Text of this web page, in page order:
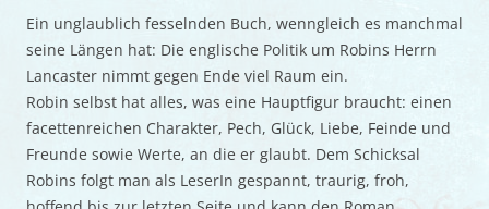
Ein unglaublich fesselnden Buch, wenngleich es manchmal
seine Längen hat: Die englische Politik um Robins Herrn
Lancaster nimmt gegen Ende viel Raum ein.
Robin selbst hat alles, was eine Hauptfigur braucht: einen
facettenreichen Charakter, Pech, Glück, Liebe, Feinde und
Freunde sowie Werte, an die er glaubt. Dem Schicksal
Robins folgt man als LeserIn gespannt, traurig, froh,